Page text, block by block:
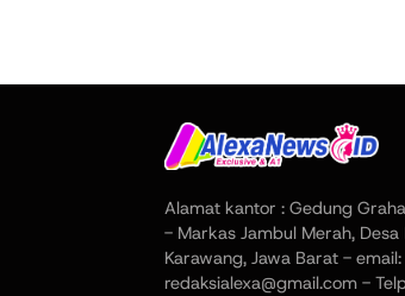
Alamat kantor : Gedung
- Markas Jambul Merah, Desa
Karawang, Jawa Barat - email:
redaksialexa@gmail.com -